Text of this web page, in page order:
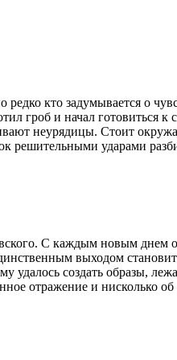
кто задумывается о
гроб и начал готовиться
неурядицы. Стоит
решительными ударами
С каждым новым
выходом
создать образы,
отражение и нисколько